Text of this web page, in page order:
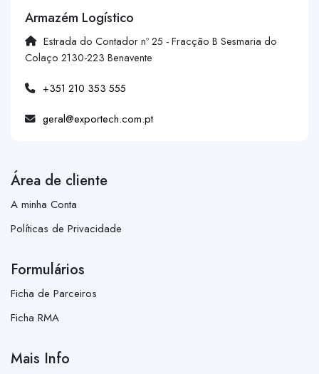
Armazém Logístico
Estrada do Contador nº 25 - Fracção B Sesmaria do
Colaço 2130-223 Benavente
+351 210 353 555
geral@exportech.com.pt
Área de cliente
A minha Conta
Políticas de Privacidade
Formulários
Ficha de Parceiros
Ficha RMA
Mais Info